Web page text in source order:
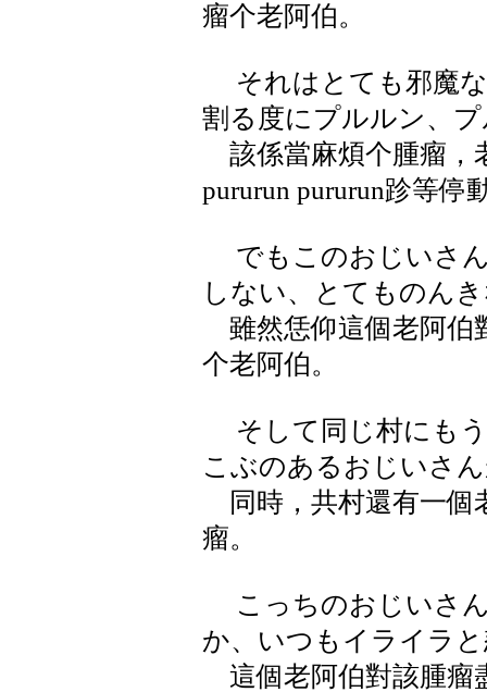
瘤个老阿伯。
それはとても邪魔
割る度にプルルン、
該係當麻煩个腫瘤，
pururun pururun跈等停
でもこのおじいさ
しない、とてものん
雖然恁仰這個老阿伯
个老阿伯。
そして同じ村にも
こぶのあるおじいさ
同時，共村還有一個
瘤。
こっちのおじいさ
か、いつもイライラ
這個老阿伯對該腫瘤